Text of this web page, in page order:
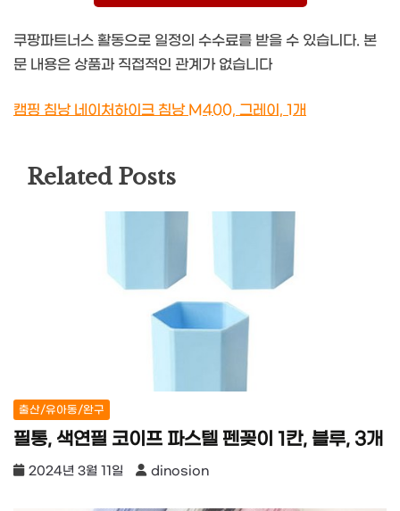
쿠팡파트너스 활동으로 일정의 수수료를 받을 수 있습니다. 본
문 내용은 상품과 직접적인 관계가 없습니다
캠핑 침낭 네이처하이크 침낭 M400, 그레이, 1개
Related Posts
출산/유아동/완구
필통, 색연필 코이프 파스텔 펜꽂이 1칸, 블루, 3개
2024년 3월 11일 dinosion